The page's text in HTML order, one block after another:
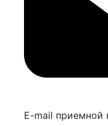
E-mail приемной